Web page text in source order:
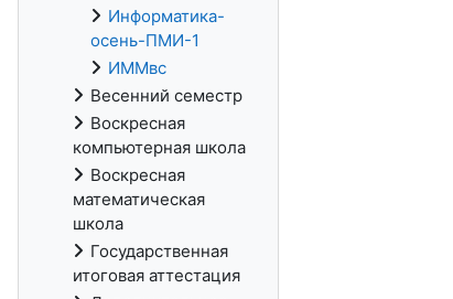
Информатика-
осень-ПМИ-1
ИММвс
Весенний семестр
Воскресная
компьютерная школа
Воскресная
математическая
школа
Государственная
итоговая аттестация